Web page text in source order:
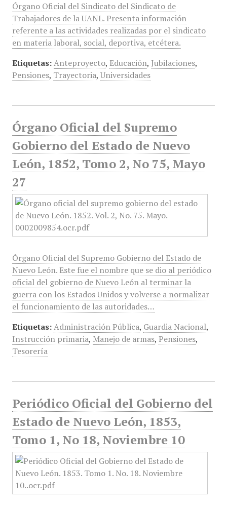
Órgano Oficial del Sindicato del Sindicato de
Trabajadores de la UANL. Presenta información
referente a las actividades realizadas por el sindicato
en materia laboral, social, deportiva, etcétera.
Etiquetas: Anteproyecto, Educación, Jubilaciones,
Pensiones, Trayectoria, Universidades
Órgano Oficial del Supremo
Gobierno del Estado de Nuevo
León, 1852, Tomo 2, No 75, Mayo
27
Órgano Oficial del Supremo Gobierno del Estado de
Nuevo León. Este fue el nombre que se dio al periódico
oficial del gobierno de Nuevo León al terminar la
guerra con los Estados Unidos y volverse a normalizar
el funcionamiento de las autoridades…
Etiquetas: Administración Pública, Guardia Nacional,
Instrucción primaria, Manejo de armas, Pensiones,
Tesorería
Periódico Oficial del Gobierno del
Estado de Nuevo León, 1853,
Tomo 1, No 18, Noviembre 10